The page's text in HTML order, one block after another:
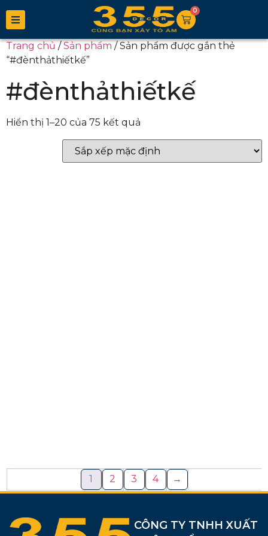
0
Trang chủ/Sản phẩm/ Sản phẩm được gắn thẻ
“#đènthảthiếtkế”
#đènthảthiếtkế
Hiển thị 1–20 của 75 kết quả
1 2 3 4 →
CÔNG TY TNHH XUẤT